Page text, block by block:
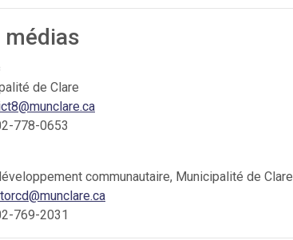
de Clare
778-0653
communautaire, Municipalité de Clare
769-2031